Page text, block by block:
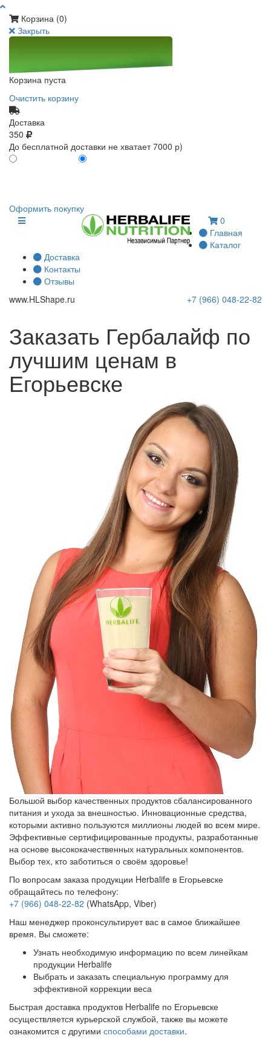
Корзина (0)
Закрыть
Корзина пуста
Очистить корзину
Доставка
350
До бесплатной доставки не хватает 7000 р)
Оформить покупку
0
Главная
Каталог
Доставка
Контакты
Отзывы
www.HLShape.ru +7 (966) 048-22-82
Заказать Гербалайф по
лучшим ценам в
Егорьевске
Большой выбор качественных продуктов сбалансированного
питания и ухода за внешностью. Инновационные средства,
которыми активно пользуются миллионы людей во всем мире.
Эффективные сертифицированные продукты, разработанные
на основе высококачественных натуральных компонентов.
Выбор тех, кто заботиться о своём здоровье!
По вопросам заказа продукции Herbalife в Егорьевске
обращайтесь по телефону:
+7 (966) 048-22-82 (WhatsApp, Viber)
Наш менеджер проконсультирует вас в самое ближайшее
время. Вы сможете:
Узнать необходимую информацию по всем линейкам
продукции Herbalife
Выбрать и заказать специальную программу для
эффективной коррекции веса
Быстрая доставка продуктов Herbalife по Егорьевске
осуществляется курьерской службой, также вы можете
ознакомится с другими способами доставки.